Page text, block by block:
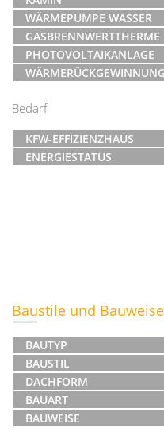
WÄRMEPUMPE WASSER
GASBRENNWERTTHERME
PHOTOVOLTAIKANLAGE
WÄRMERÜCKGEWINNUNG
Bedarf
KFW-EFFIZIENZHAUS
ENERGIESTATUS
Baustile und Bauweise
BAUTYP
BAUSTIL
DACHFORM
BAUART
BAUWEISE